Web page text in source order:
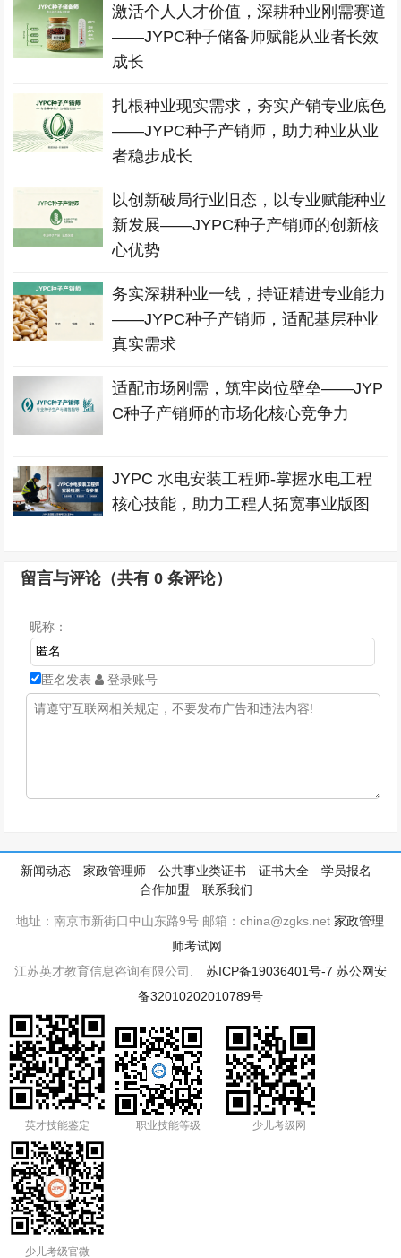
激活个人人才价值，深耕种业刚需赛道
——JYPC种子储备师赋能从业者长效
成长
扎根种业现实需求，夯实产销专业底色
——JYPC种子产销师，助力种业从业
者稳步成长
以创新破局行业旧态，以专业赋能种业
新发展——JYPC种子产销师的创新核
心优势
务实深耕种业一线，持证精进专业能力
——JYPC种子产销师，适配基层种业
真实需求
适配市场刚需，筑牢岗位壁垒——JYP
C种子产销师的市场化核心竞争力
JYPC 水电安装工程师-掌握水电工程
核心技能，助力工程人拓宽事业版图
留言与评论（共有0 条评论）
昵称：
匿名发表 登录账号
新闻动态 家政管理师 公共事业类证书 证书大全
学员报名
合作加盟
联系我们
地址：南京市新街口中山东路9号 邮箱：china@zgks.net家政管理
师考试网
江苏英才教育信息咨询有限公司. 苏ICP备19036401号-7 苏公网安
备32010202010789号
英才技能鉴定 职业技能等级 少儿考级网
少儿考级官微